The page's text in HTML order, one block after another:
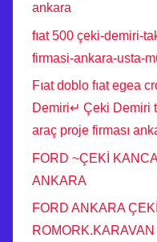
ankara
fıat 500 çeki-demiri-
firmasi-ankara-usta-
Fıat doblo fıat egea
Demiri↵ Çeki Demiri
araç proje firması
FORD ~ÇEKİ
ANKARA
FORD ANKARA